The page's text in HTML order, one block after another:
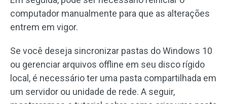
computador manualmente para que as alterações
entrem em vigor.
Se você deseja sincronizar pastas do Windows 10
ou gerenciar arquivos offline em seu disco rígido
local, é necessário ter uma pasta compartilhada em
um servidor ou unidade de rede. A seguir,